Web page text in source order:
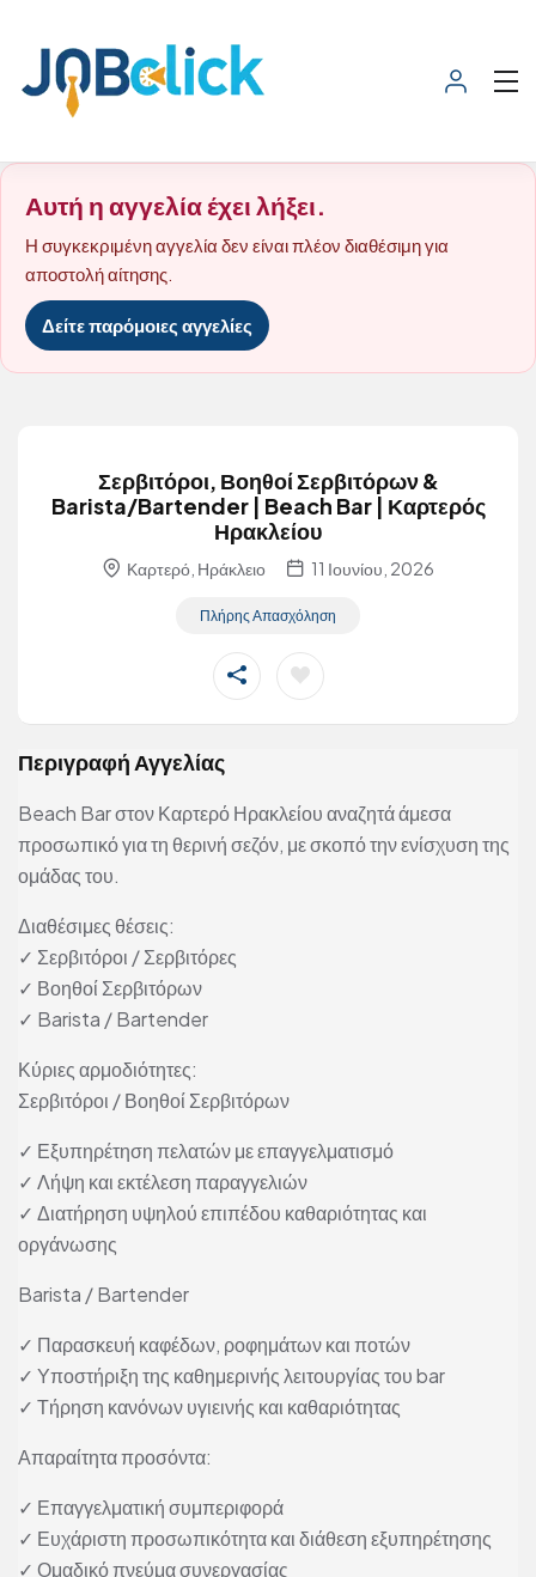
Αυτή η αγγελία έχει λήξει.
Η συγκεκριμένη αγγελία δεν είναι πλέον διαθέσιμη για
αποστολή αίτησης.
Δείτε παρόμοιες αγγελίες
Σερβιτόροι, Βοηθοί Σερβιτόρων &
Barista/Bartender | Beach Bar | Καρτερός
Ηρακλείου
Καρτερό, Ηράκλειο 11 Ιουνίου, 2026
Πλήρης Απασχόληση
Περιγραφή Αγγελίας
Beach Bar στον Καρτερό Ηρακλείου αναζητά άμεσα
προσωπικό για τη θερινή σεζόν, με σκοπό την ενίσχυση της
ομάδας του.
Διαθέσιμες θέσεις:
✓ Σερβιτόροι / Σερβιτόρες
✓ Βοηθοί Σερβιτόρων
✓ Barista / Bartender
Κύριες αρμοδιότητες:
Σερβιτόροι / Βοηθοί Σερβιτόρων
✓ Εξυπηρέτηση πελατών με επαγγελματισμό
✓ Λήψη και εκτέλεση παραγγελιών
✓ Διατήρηση υψηλού επιπέδου καθαριότητας και
οργάνωσης
Barista / Bartender
✓ Παρασκευή καφέδων, ροφημάτων και ποτών
✓ Υποστήριξη της καθημερινής λειτουργίας του bar
✓ Τήρηση κανόνων υγιεινής και καθαριότητας
Απαραίτητα προσόντα:
✓ Επαγγελματική συμπεριφορά
✓ Ευχάριστη προσωπικότητα και διάθεση εξυπηρέτησης
✓ Ομαδικό πνεύμα συνεργασίας